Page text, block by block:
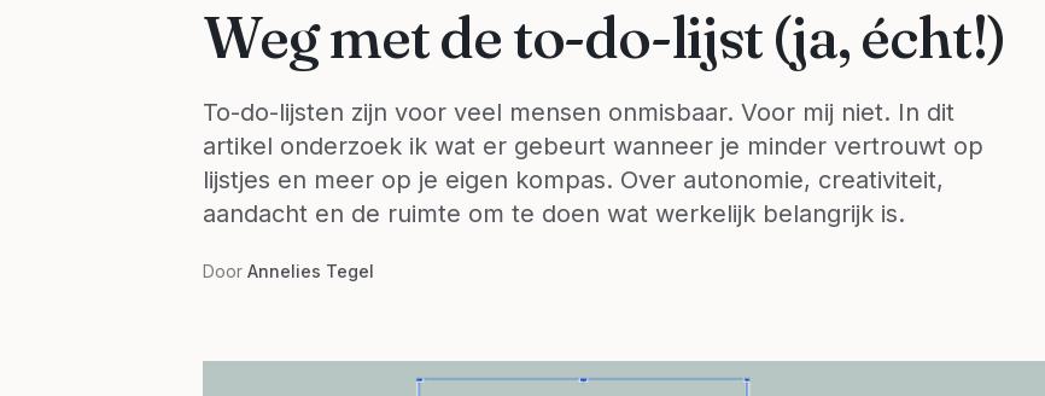
Weg met de to-do-lijst (ja, écht!)
To-do-lijsten zijn voor veel mensen onmisbaar. Voor mij niet. In dit
artikel onderzoek ik wat er gebeurt wanneer je minder vertrouwt op
lijstjes en meer op je eigen kompas. Over autonomie, creativiteit,
aandacht en de ruimte om te doen wat werkelijk belangrijk is.
Door Annelies Tegel